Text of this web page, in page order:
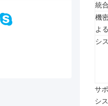
統合
機
よ
シ
サ
シ